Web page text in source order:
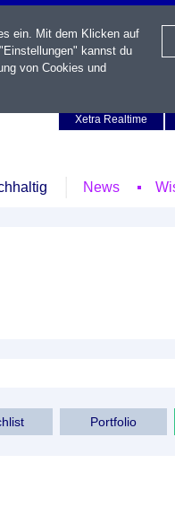
Xetra Realtime
News
Portfolio
ein. Mit dem Klicken auf
kannst du
von Cookies und